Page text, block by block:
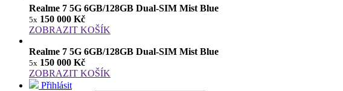
Realme 7 5G 6GB/128GB Dual-SIM Mist Blue
5x 150 000 Kč
ZOBRAZIT KOŠÍK
Realme 7 5G 6GB/128GB Dual-SIM Mist Blue
5x 150 000 Kč
ZOBRAZIT KOŠÍK
Přihlásit